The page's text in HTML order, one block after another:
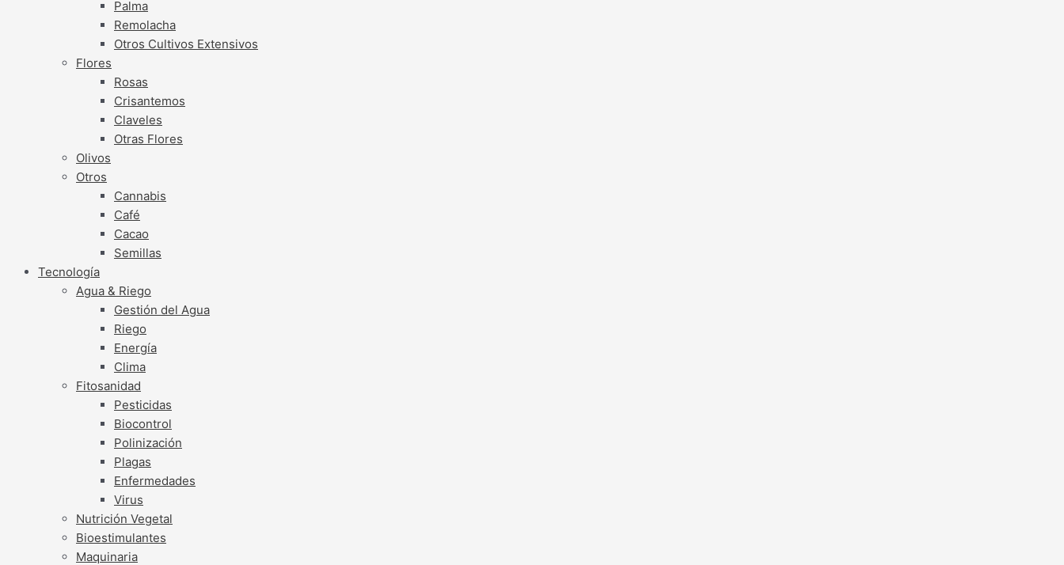
Palma
Remolacha
Otros Cultivos Extensivos
Flores
Rosas
Crisantemos
Claveles
Otras Flores
Olivos
Otros
Cannabis
Café
Cacao
Semillas
Tecnología
Agua & Riego
Gestión del Agua
Riego
Energía
Clima
Fitosanidad
Pesticidas
Biocontrol
Polinización
Plagas
Enfermedades
Virus
Nutrición Vegetal
Bioestimulantes
Maquinaria